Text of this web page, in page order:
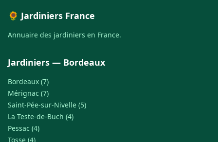
🌻 Jardiniers France
Annuaire des jardiniers en France.
Jardiniers — Bordeaux
Bordeaux (7)
Mérignac (7)
Saint-Pée-sur-Nivelle (5)
La Teste-de-Buch (4)
Pessac (4)
Tosse (4)